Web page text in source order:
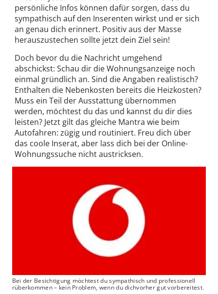
persönliche Infos können dafür sorgen, dass du
sympathisch auf den Inserenten wirkst und er sich
an genau dich erinnert. Positiv aus der Masse
herauszustechen sollte jetzt dein Ziel sein!
Doch bevor du die Nachricht umgehend
abschickst: Schau dir die Wohnungsanzeige noch
einmal gründlich an. Sind die Angaben realistisch?
Enthalten die Nebenkosten bereits die Heizkosten?
Muss ein Teil der Ausstattung übernommen
werden, möchtest du das und kannst du dir dies
leisten? Jetzt gilt das gleiche Mantra wie beim
Autofahren: zügig und routiniert. Freu dich über
das coole Inserat, aber lass dich bei der Online-
Wohnungssuche nicht austricksen.
Bei der Besichtigung möchtest du sympathisch und professionell
rüberkommen – kein Problem, wenn du dichvorher gut vorbereitest.